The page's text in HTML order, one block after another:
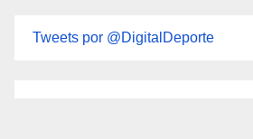
Tweets por @DigitalDeporte